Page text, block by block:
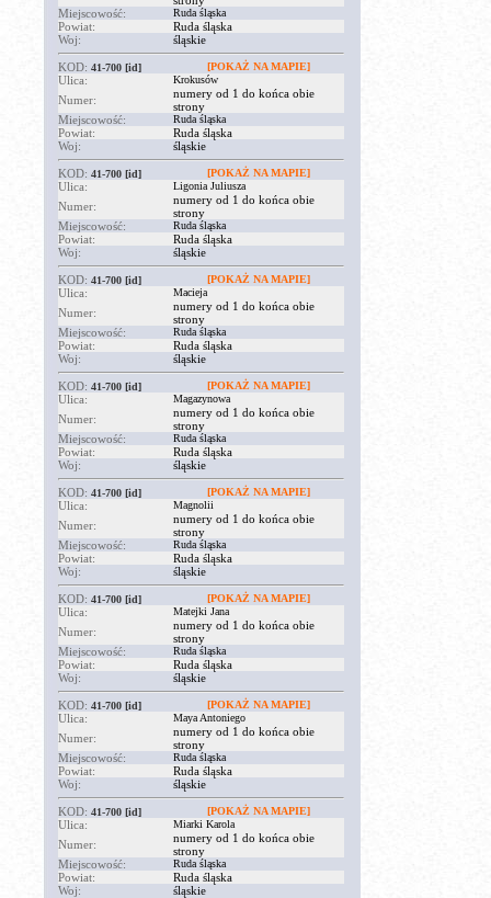
Miejscowość:
Ruda śląska
Powiat:
Ruda śląska
Woj:
śląskie
KOD: 41-700 [id] [POKAŻ NA MAPIE]
Ulica: Krokusów
Numer:
numery od 1 do końca obie
strony
Miejscowość:
Ruda śląska
Powiat:
Ruda śląska
Woj:
śląskie
KOD: 41-700 [id] [POKAŻ NA MAPIE]
Ulica: Ligonia Juliusza
Numer:
numery od 1 do końca obie
strony
Miejscowość:
Ruda śląska
Powiat:
Ruda śląska
Woj:
śląskie
KOD: 41-700 [id] [POKAŻ NA MAPIE]
Ulica: Macieja
Numer:
numery od 1 do końca obie
strony
Miejscowość:
Ruda śląska
Powiat:
Ruda śląska
Woj:
śląskie
KOD: 41-700 [id] [POKAŻ NA MAPIE]
Ulica: Magazynowa
Numer:
numery od 1 do końca obie
strony
Miejscowość:
Ruda śląska
Powiat:
Ruda śląska
Woj:
śląskie
KOD: 41-700 [id] [POKAŻ NA MAPIE]
Ulica: Magnolii
Numer:
numery od 1 do końca obie
strony
Miejscowość:
Ruda śląska
Powiat:
Ruda śląska
Woj:
śląskie
KOD: 41-700 [id] [POKAŻ NA MAPIE]
Ulica: Matejki Jana
Numer:
numery od 1 do końca obie
strony
Miejscowość:
Ruda śląska
Powiat:
Ruda śląska
Woj:
śląskie
KOD: 41-700 [id] [POKAŻ NA MAPIE]
Ulica: Maya Antoniego
Numer:
numery od 1 do końca obie
strony
Miejscowość:
Ruda śląska
Powiat:
Ruda śląska
Woj:
śląskie
KOD: 41-700 [id] [POKAŻ NA MAPIE]
Ulica: Miarki Karola
Numer:
numery od 1 do końca obie
strony
Miejscowość:
Ruda śląska
Powiat:
Ruda śląska
Woj:
śląskie